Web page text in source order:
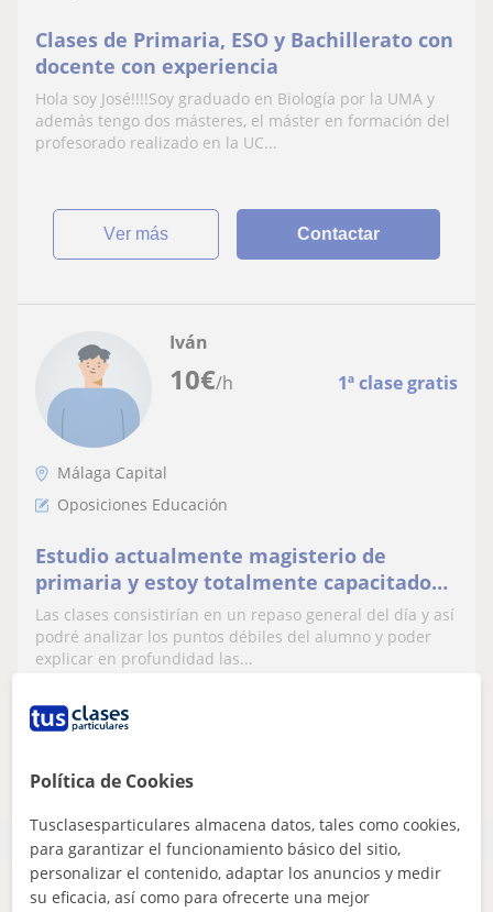
Clases de Primaria, ESO y Bachillerato con
docente con experiencia
Hola soy José!!!!Soy graduado en Biología por la UMA y
además tengo dos másteres, el máster en formación del
profesorado realizado en la UC...
ver más Contactar
10€/h 1ª clase gratis
Iván
Málaga Capital
Oposiciones Educación
Estudio actualmente magisterio de
primaria y estoy totalmente capacitado
para dar clases de apoyo a chicos de
primaria e incluso secundaria.
Las clases consistirían en un repaso general del día y así
podré analizar los puntos débiles del alumno y poder
explicar en profundidad las...
Parece que tu búsqueda es bastante especifica
Política de Cookies
Tusclasesparticulares almacena datos, tales como cookies,
para garantizar el funcionamiento básico del sitio,
personalizar el contenido, adaptar los anuncios y medir
su eficacia, así como para ofrecerte una mejor